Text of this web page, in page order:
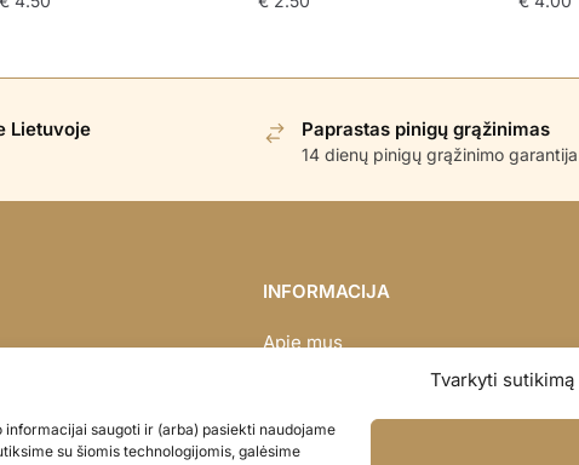
Tvarkyti sutikimą
saugoti ir (arba) pasiekti naudojame
su šiomis technologijomis, galėsime
Lietuvoje Paprastas pinigų grąžinimas
14 dienų pinigų grąžinimo garantija
INFORMACIJA
Apie mus
Privatumo politika